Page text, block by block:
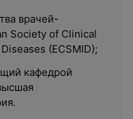
врачей-
Society of Clinical
(ECSMID);
кафедрой